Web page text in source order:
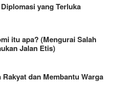
yang Terluka
itu apa? (Mengurai Salah
Jalan Etis)
dan Membantu Warga